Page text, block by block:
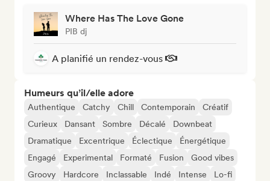
Where Has The Love Gone
PIB dj
A planifié un rendez-vous
Humeurs qu’il/elle adore
Authentique Catchy Chill Contemporain
Créatif
Curieux
Dansant Sombre Décalé
Downbeat
Dramatique
Excentrique Éclectique
Énergétique
Engagé
Experimental Formaté Fusion
Good vibes
Groovy
Hardcore Inclassable Indé Intense
Lo-fi